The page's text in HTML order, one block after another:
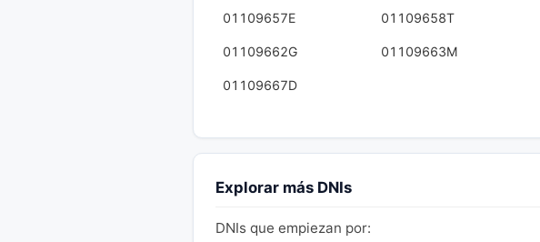
01109657E 01109658T
01109662G 01109663M
01109667D
Explorar más DNIs
DNIs que empiezan por: